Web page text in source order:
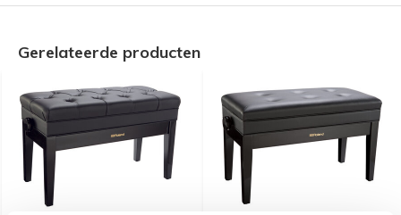
Gerelateerde producten